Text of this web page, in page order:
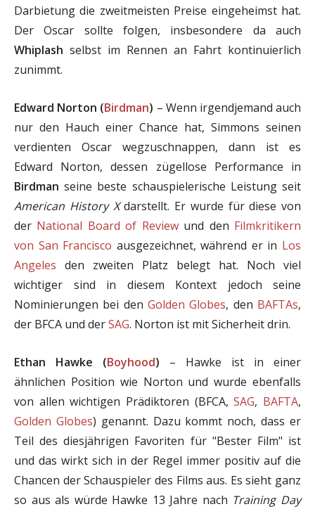
Darbietung die zweitmeisten Preise eingeheimst hat.
Der Oscar sollte folgen, insbesondere da auch
Whiplash selbst im Rennen an Fahrt kontinuierlich
zunimmt.
Edward Norton (Birdman) – Wenn irgendjemand auch
nur den Hauch einer Chance hat, Simmons seinen
verdienten Oscar wegzuschnappen, dann ist es
Edward Norton, dessen zügellose Performance in
Birdman seine beste schauspielerische Leistung seit
American History Xdarstellt. Er wurde für diese von
der National Board of Reviewund den Filmkritikern
von San Francisco ausgezeichnet, während er in Los
Angeles den zweiten Platz belegt hat. Noch viel
wichtiger sind in diesem Kontext jedoch seine
Nominierungen bei den Golden Globes, den BAFTAs,
der BFCA und derSAG. Norton ist mit Sicherheit drin.
Ethan Hawke (Boyhood) – Hawke ist in einer
ähnlichen Position wie Norton und wurde ebenfalls
von allen wichtigen Prädiktoren (BFCA,SAG, BAFTA,
Golden Globes) genannt. Dazu kommt noch, dass er
Teil des diesjährigen Favoriten für "Bester Film" ist
und das wirkt sich in der Regel immer positiv auf die
Chancen der Schauspieler des Films aus. Es sieht ganz
so aus als würde Hawke 13 Jahre nach Training Day